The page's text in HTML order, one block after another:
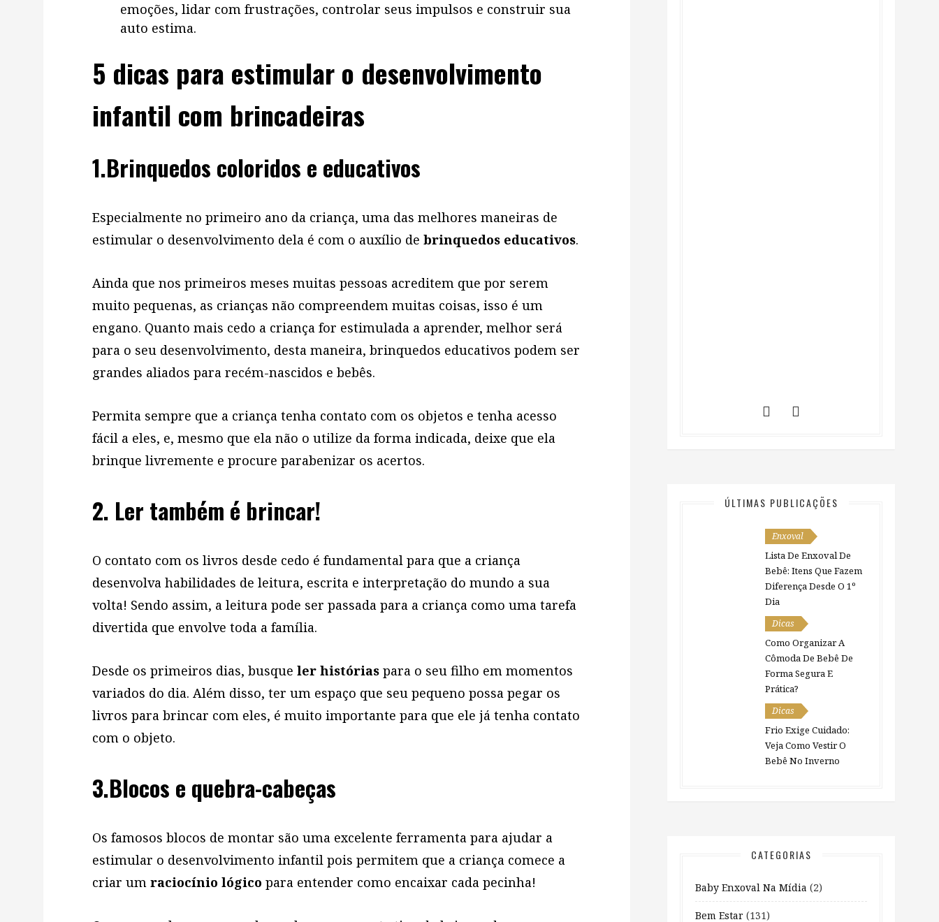
emoções, lidar com frustrações, controlar seus impulsos e construir sua
auto estima.
5 dicas para estimular o desenvolvimento
infantil com brincadeiras
1.Brinquedos coloridos e educativos
Especialmente no primeiro ano da criança, uma das melhores maneiras de
estimular o desenvolvimento dela é com o auxílio de brinquedos educativos.
Ainda que nos primeiros meses muitas pessoas acreditem que por serem
muito pequenas, as crianças não compreendem muitas coisas, isso é um
engano. Quanto mais cedo a criança for estimulada a aprender, melhor será
para o seu desenvolvimento, desta maneira, brinquedos educativos podem ser
grandes aliados para recém-nascidos e bebês.
Permita sempre que a criança tenha contato com os objetos e tenha acesso
fácil a eles, e, mesmo que ela não o utilize da forma indicada, deixe que ela
brinque livremente e procure parabenizar os acertos.
2. Ler também é brincar!
O contato com os livros desde cedo é fundamental para que a criança
desenvolva habilidades de leitura, escrita e interpretação do mundo a sua
volta! Sendo assim, a leitura pode ser passada para a criança como uma tarefa
divertida que envolve toda a família.
Desde os primeiros dias, busque ler histórias para o seu filho em momentos
variados do dia. Além disso, ter um espaço que seu pequeno possa pegar os
livros para brincar com eles, é muito importante para que ele já tenha contato
com o objeto.
3.Blocos e quebra-cabeças
Os famosos blocos de montar são uma excelente ferramenta para ajudar a
estimular o desenvolvimento infantil pois permitem que a criança comece a
criar um raciocínio lógico para entender como encaixar cada pecinha!
Frio exige cuidado: veja como ...
Lista de enxoval de bebê: ite...
ÚLTIMAS PUBLICAÇÕES
Enxoval
Lista De Enxoval De
Bebê: Itens Que Fazem
Diferença Desde O 1º
Dia
Dicas
Como Organizar A
Cômoda De Bebê De
Forma Segura E
Prática?
Dicas
Frio Exige Cuidado:
Veja Como Vestir O
Bebê No Inverno
CATEGORIAS
Baby Enxoval Na Mídia (2)
Bem Estar (131)